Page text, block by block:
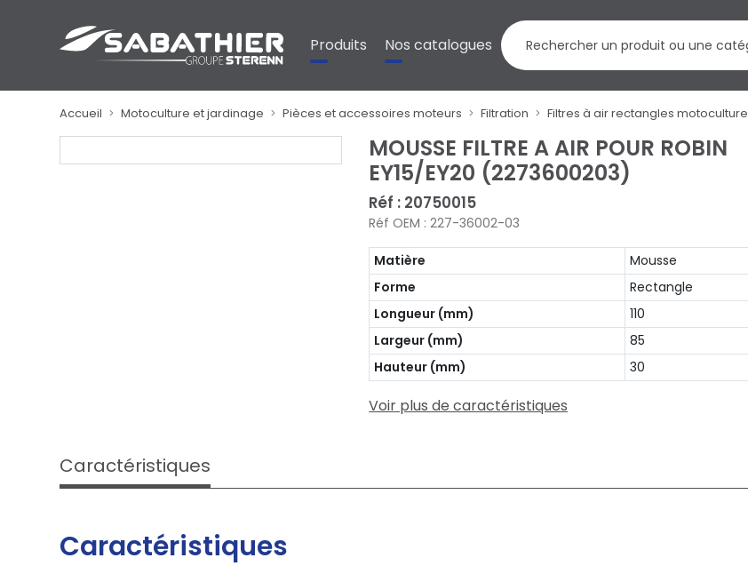
Produits Nos catalogues
Accueil Motoculture et jardinage Pièces et accessoires moteurs Filtration Filtres à air rectangles motoculture
MOUSSE FILTRE A AIR POUR ROBIN
EY15/EY20 (2273600203)
Réf : 20750015
Réf OEM : 227-36002-03
Matière
Mousse
Forme
Rectangle
Longueur (mm)
110
Largeur (mm)
85
Hauteur (mm)
30
Voir plus de caractéristiques
Caractéristiques
Caractéristiques